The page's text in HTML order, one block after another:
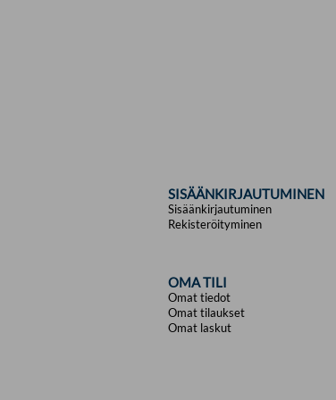
SISÄÄNKIRJAUTUMINEN
Sisäänkirjautuminen
Rekisteröityminen
OMA TILI
Omat tiedot
Omat tilaukset
Omat laskut